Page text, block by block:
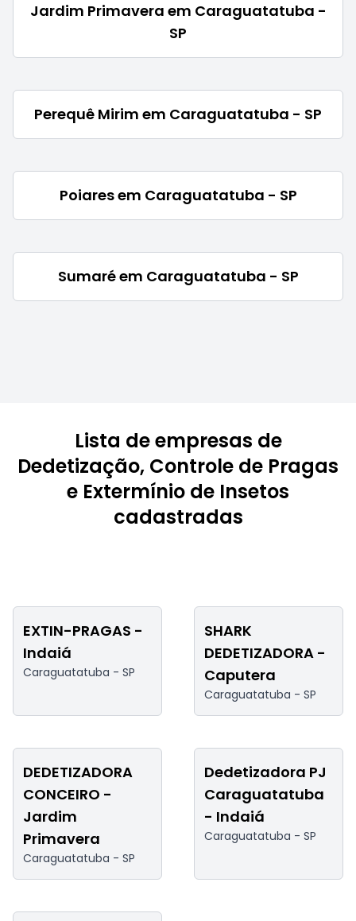
Jardim Primavera em Caraguatatuba -
SP
Perequê Mirim em Caraguatatuba - SP
Poiares em Caraguatatuba - SP
Sumaré em Caraguatatuba - SP
Lista de empresas de
Dedetização, Controle de Pragas
e Extermínio de Insetos
cadastradas
EXTIN-PRAGAS -
Indaiá
Caraguatatuba - SP
SHARK
DEDETIZADORA -
Caputera
Caraguatatuba - SP
DEDETIZADORA
CONCEIRO -
Jardim
Primavera
Caraguatatuba - SP
Dedetizadora PJ
Caraguatatuba
- Indaiá
Caraguatatuba - SP